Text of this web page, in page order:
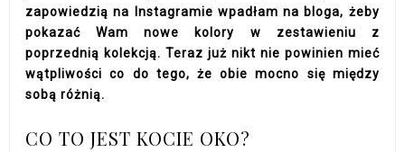
zapowiedzią na Instagramie wpadłam na bloga, żeby
pokazać Wam nowe kolory w zestawieniu z
poprzednią kolekcją. Teraz już nikt nie powinien mieć
wątpliwości co do tego, że obie mocno się między
sobą różnią.
CO TO JEST KOCIE OKO?